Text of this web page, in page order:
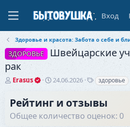
Вход
Здоровье и красота: Забота о себе и
ЗДОРОВЬЕ
Швейцарские
рак
А
о
р
Erasus
Д
н
24.06.2026
Т
и
здоровье
Рейтинг и отзывы
Общее количество оценок: 0